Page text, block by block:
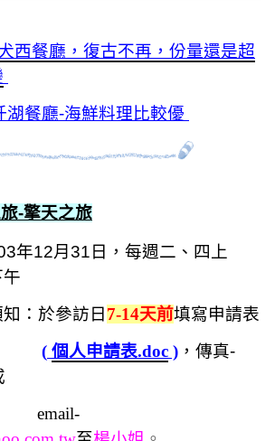
西餐廳，復古不再，份量還是超
湖餐廳-海鮮料理比較優
-擎天之旅
年12月31日，每週二、四上
午
：於參訪日 7-14天前填寫申請表
( 個人申請表.doc ) ， 傳真-
email-